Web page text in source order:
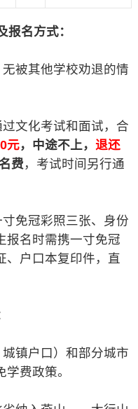
名方式：
无被其他学校劝退的情
文化考试和面试，合
元，中途不上， 退还
费，考试时间另行通
免冠彩照三张、身份
报名时需携一寸免冠
、户口本复印件，直
镇户口）和部分城市
费政策。